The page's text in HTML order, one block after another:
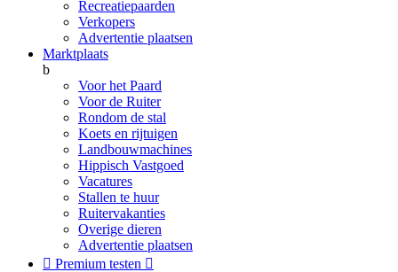
Recreatiepaarden
Verkopers
Advertentie plaatsen
Marktplaats
b
Voor het Paard
Voor de Ruiter
Rondom de stal
Koets en rijtuigen
Landbouwmachines
Hippisch Vastgoed
Vacatures
Stallen te huur
Ruitervakanties
Overige dieren
Advertentie plaatsen
 Premium testen 